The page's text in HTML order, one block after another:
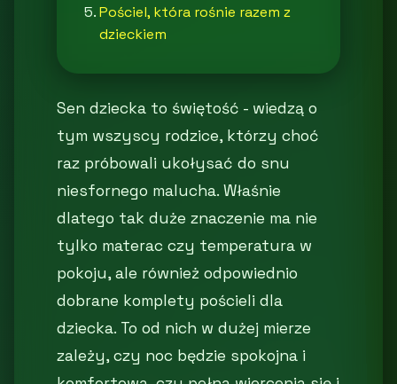
Pościel, która rośnie razem z
dzieckiem
Sen dziecka to świętość - wiedzą o
tym wszyscy rodzice, którzy choć
raz próbowali ukołysać do snu
niesfornego malucha. Właśnie
dlatego tak duże znaczenie ma nie
tylko materac czy temperatura w
pokoju, ale również odpowiednio
dobrane komplety pościeli dla
dziecka. To od nich w dużej mierze
zależy, czy noc będzie spokojna i